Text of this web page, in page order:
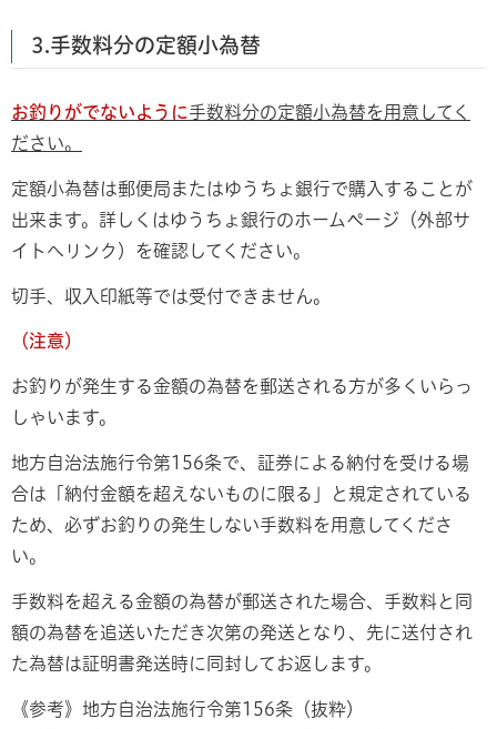
3.手数料分の定額小為替
お釣りがでないように手数料分の定額小為替を用意してく
ださい。
定額小為替は郵便局またはゆうちょ銀行で購入することが
出来ます。詳しくはゆうちょ銀行のホームページ（外部サ
イトへリンク）を確認してください。
切手、収入印紙等では受付できません。
（注意）
お釣りが発生する金額の為替を郵送される方が多くいらっ
しゃいます。
地方自治法施行令第156条で、証券による納付を受ける場
合は「納付金額を超えないものに限る」と規定されている
ため、必ずお釣りの発生しない手数料を用意してくださ
い。
手数料を超える金額の為替が郵送された場合、手数料と同
額の為替を追送いただき次第の発送となり、先に送付され
た為替は証明書発送時に同封してお返します。
《参考》地方自治法施行令第156条（抜粋）